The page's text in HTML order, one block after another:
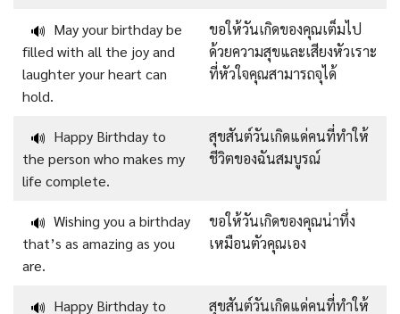
🔊 May your birthday be
filled with all the joy and
laughter your heart can
hold.
ขอให้วันเกิดของคุณเต็มไป
ด้วยความสุขและเสียงหัวเราะ
ที่หัวใจคุณสามารถจุได้
🔊 Happy Birthday to
the person who makes my
life complete.
สุขสันต์วันเกิดแด่คนที่ทำให้
ชีวิตของฉันสมบูรณ์
🔊 Wishing you a birthday
that’s as amazing as you
are.
ขอให้วันเกิดของคุณน่าทึ่ง
เหมือนตัวคุณเอง
🔊 Happy Birthday to
สุขสันต์วันเกิดแด่คนที่ทำให้